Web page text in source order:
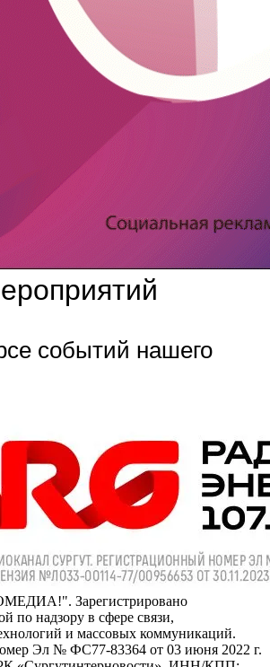
событий нашего
Зарегистрировано
по надзору в сфере связи,
и массовых коммуникаций.
Эл № ФС77-83364 от 03 июня 2022 г.